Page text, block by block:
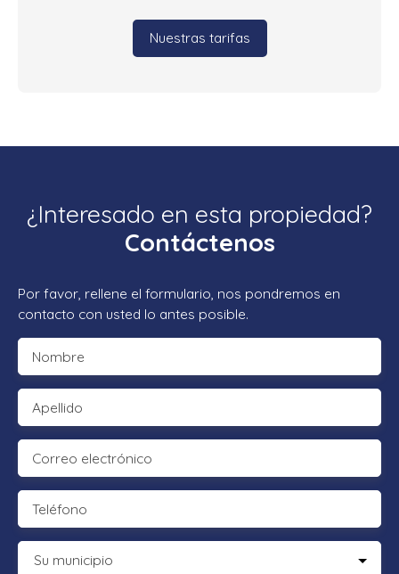
Nuestras tarifas
¿Interesado en esta propiedad?
Contáctenos
Por favor, rellene el formulario, nos pondremos en
contacto con usted lo antes posible.
Nombre
Apellido
Correo electrónico
Teléfono
Su municipio